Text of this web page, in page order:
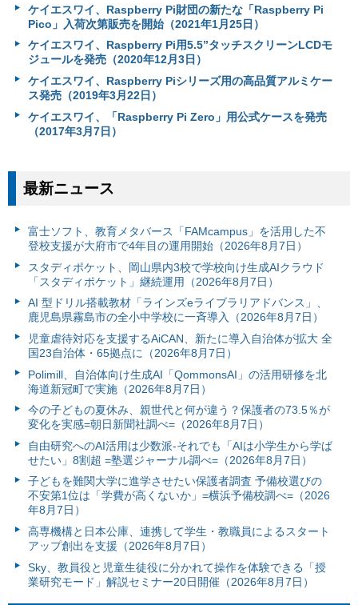
ケイエスワイ、Raspberry Pi財団の新たな「Raspberry Pi
Pico」入荷次第販売を開始（2021年1月25日）
ケイエスワイ、Raspberry Pi用5.5”タッチスクリーンLCDモ
ジュールを発売（2020年12月3日）
ケイエスワイ、Raspberry Piシリーズ用の高品質アルミケー
ス発売（2019年3月22日）
ケイエスワイ、「Raspberry Pi Zero」用公式ケースを発売
（2017年3月7日）
最新ニュース
富⼠ソフト、教育メタバース「FAMcampus」を活用した不
登校支援が大府市で4年目の運用開始（2026年8月7日）
スタディポケット、岡山県内3校で学校向け生成AIクラウド
「スタディポケット」継続運用（2026年8月7日）
AI 型ドリル搭載教材「ラインズeライブラリアドバンス」、
鹿児島県霧島市の全小中学校に一斉導入（2026年8月7日）
児童虐待対応を支援するAiCAN、新たに導入自治体が拡大 全
国23自治体・65拠点に（2026年8月7日）
Polimill、自治体向け生成AI「QommonsAI」の活用研修を北
海道新冠町で実施（2026年8月7日）
今の子どもの夏休み、親世代と何が違う？保護者の73.5％が
変化を実感=朝日新聞社調べ=（2026年8月7日）
自由研究へのAI活用は少数派-それでも「AIは小学生から学ば
せたい」8割超 =塾選ジャーナル調べ=（2026年8月7日）
子どもを難関大学に進学させたい保護者調査 予備校選びの
不安第1位は「学費が高くないか」=横浜予備校調べ=（2026
年8月7日）
高専機構と日本公庫、連携して学生・教職員によるスタート
アップ創出を支援（2026年8月7日）
Sky、教員役と児童生徒役に分かれて操作を体験できる「授
業研究モード」解説セミナー20日開催（2026年8月7日）